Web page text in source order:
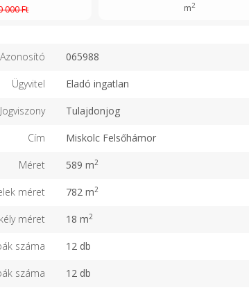
000 Ft m2
Azonosító 065988
Ügyvitel Eladó ingatlan
Jogviszony Tulajdonjog
Cím Miskolc Felsőhámor
Méret 589 m2
méret 782 m2
méret 18 m2
száma 12 db
száma 12 db